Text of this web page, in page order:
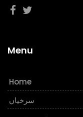
Menu
Home
سرخیاں